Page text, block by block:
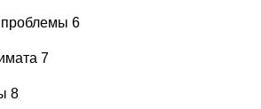
проблемы 6
7
8